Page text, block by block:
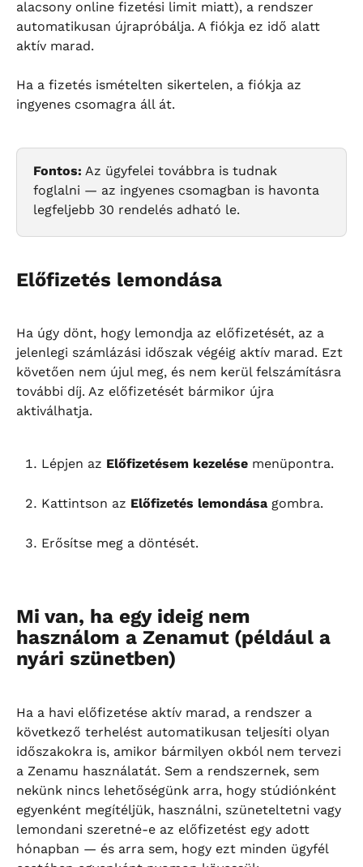
alacsony online fizetési limit miatt), a rendszer
automatikusan újrapróbálja. A fiókja ez idő alatt
aktív marad.
Ha a fizetés ismételten sikertelen, a fiókja az
ingyenes csomagra áll át.
Fontos: Az ügyfelei továbbra is tudnak
foglalni — az ingyenes csomagban is havonta
legfeljebb 30 rendelés adható le.
Előfizetés lemondása
Ha úgy dönt, hogy lemondja az előfizetését, az a
jelenlegi számlázási időszak végéig aktív marad. Ezt
követően nem újul meg, és nem kerül felszámításra
további díj. Az előfizetését bármikor újra
aktiválhatja.
Lépjen az Előfizetésem kezelése menüpontra.
Kattintson az Előfizetés lemondása gombra.
Erősítse meg a döntését.
Mi van, ha egy ideig nem
használom a Zenamut (például a
nyári szünetben)
Ha a havi előfizetése aktív marad, a rendszer a
következő terhelést automatikusan teljesíti olyan
időszakokra is, amikor bármilyen okból nem tervezi
a Zenamu használatát. Sem a rendszernek, sem
nekünk nincs lehetőségünk arra, hogy stúdiónként
egyenként megítéljük, használni, szüneteltetni vagy
lemondani szeretné-e az előfizetést egy adott
hónapban — és arra sem, hogy ezt minden ügyfél